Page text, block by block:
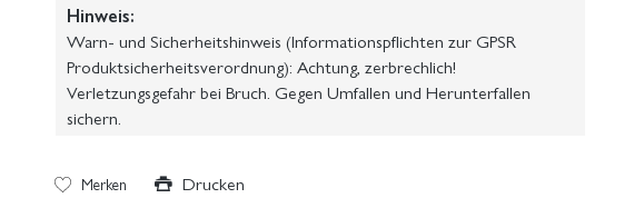
Hinweis:
Warn- und Sicherheitshinweis (Informationspflichten zur GPSR
Produktsicherheitsverordnung): Achtung, zerbrechlich!
Verletzungsgefahr bei Bruch. Gegen Umfallen und Herunterfallen
sichern.
Merken Drucken